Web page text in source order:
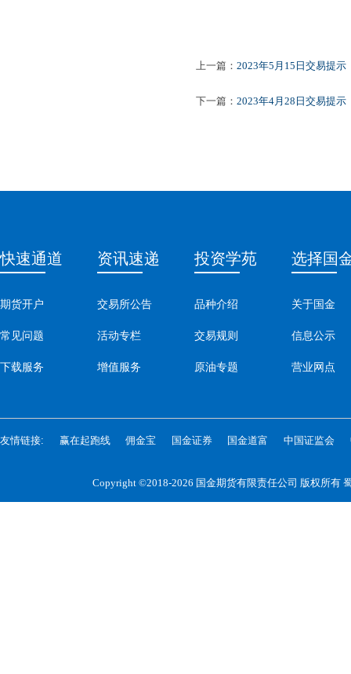
上一篇： 2023年5月15日交易提示
下一篇： 2023年4月28日交易提示
快速通道
期货开户
常见问题
下载服务
资讯速递
交易所公告
活动专栏
增值服务
投资学苑
品种介绍
交易规则
原油专题
选择国
关于国金
信息公示
营业网点
友情链接: 赢在起跑线 佣金宝 国金证券 国金道富 中国证监会
Copyright ©2018-2026 国金期货有限责任公司 版权所有